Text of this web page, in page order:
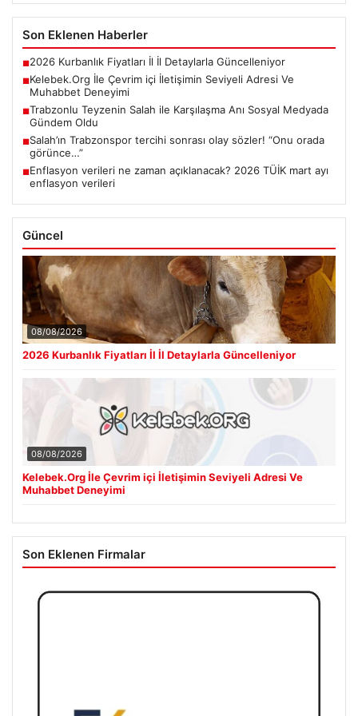
Son Eklenen Haberler
■2026 Kurbanlık Fiyatları İl İl Detaylarla Güncelleniyor
■Kelebek.Org İle Çevrim içi İletişimin Seviyeli Adresi Ve
Muhabbet Deneyimi
■Trabzonlu Teyzenin Salah ile Karşılaşma Anı Sosyal Medyada
Gündem Oldu
■Salah’ın Trabzonspor tercihi sonrası olay sözler! “Onu orada
görünce…”
■Enflasyon verileri ne zaman açıklanacak? 2026 TÜİK mart ayı
enflasyon verileri
Güncel
08/08/2026
2026 Kurbanlık Fiyatları İl İl Detaylarla Güncelleniyor
08/08/2026
Kelebek.Org İle Çevrim içi İletişimin Seviyeli Adresi Ve
Muhabbet Deneyimi
Son Eklenen Firmalar